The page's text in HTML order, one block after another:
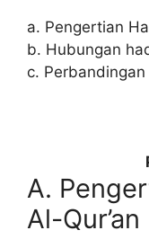
a. Pengertian
b. Hubungan
c. Perbandingan
A.
Al-Qur’an